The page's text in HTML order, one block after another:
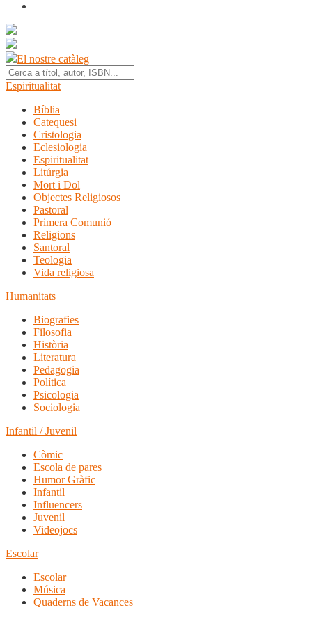
El nostre catàleg
Espiritualitat
Bíblia
Catequesi
Cristologia
Eclesiologia
Espiritualitat
Litúrgia
Mort i Dol
Objectes Religiosos
Pastoral
Primera Comunió
Religions
Santoral
Teologia
Vida religiosa
Humanitats
Biografies
Filosofia
Història
Literatura
Pedagogia
Política
Psicologia
Sociologia
Infantil / Juvenil
Còmic
Escola de pares
Humor Gràfic
Infantil
Influencers
Juvenil
Videojocs
Escolar
Escolar
Música
Quaderns de Vacances